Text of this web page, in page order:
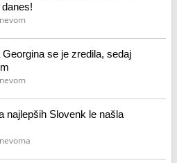
se je zredila, sedaj
najlepših Slovenk le našla